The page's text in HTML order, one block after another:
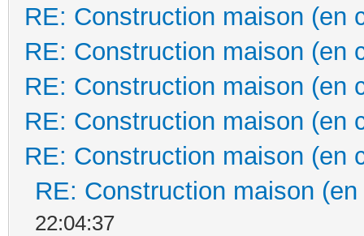
RE: Construction maison (en
RE: Construction maison (en
RE: Construction maison (en
RE: Construction maison (en
RE: Construction maison (en
RE: Construction maison
22:04:37